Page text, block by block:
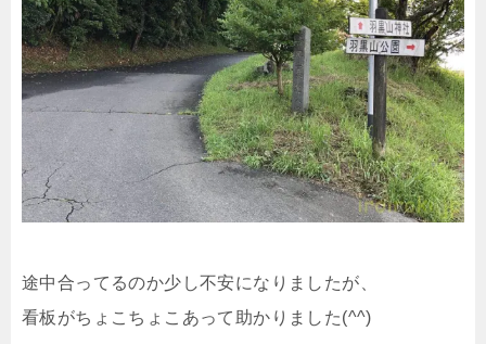
途中合ってるのか少し不安になりましたが、
看板がちょこちょこあって助かりました(^^)